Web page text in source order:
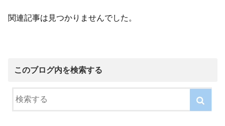
関連記事は見つかりませんでした。
このブログ内を検索する